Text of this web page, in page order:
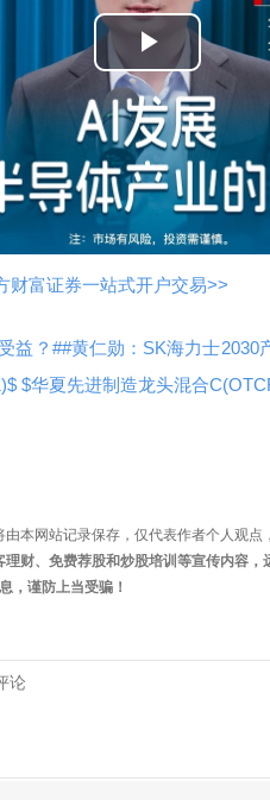
播
放
视
频
财富证券一站式开户交易>>
益？##黄仁勋：SK海力士2030
$华夏先进制造龙头混合
由本网站记录保存，仅代表作者个人观
理财、免费荐股和炒股培训等宣传内容
，谨防上当受骗！